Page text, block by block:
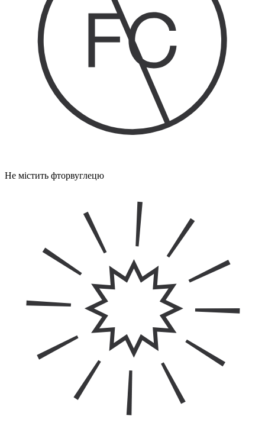
Не містить фторвуглецю